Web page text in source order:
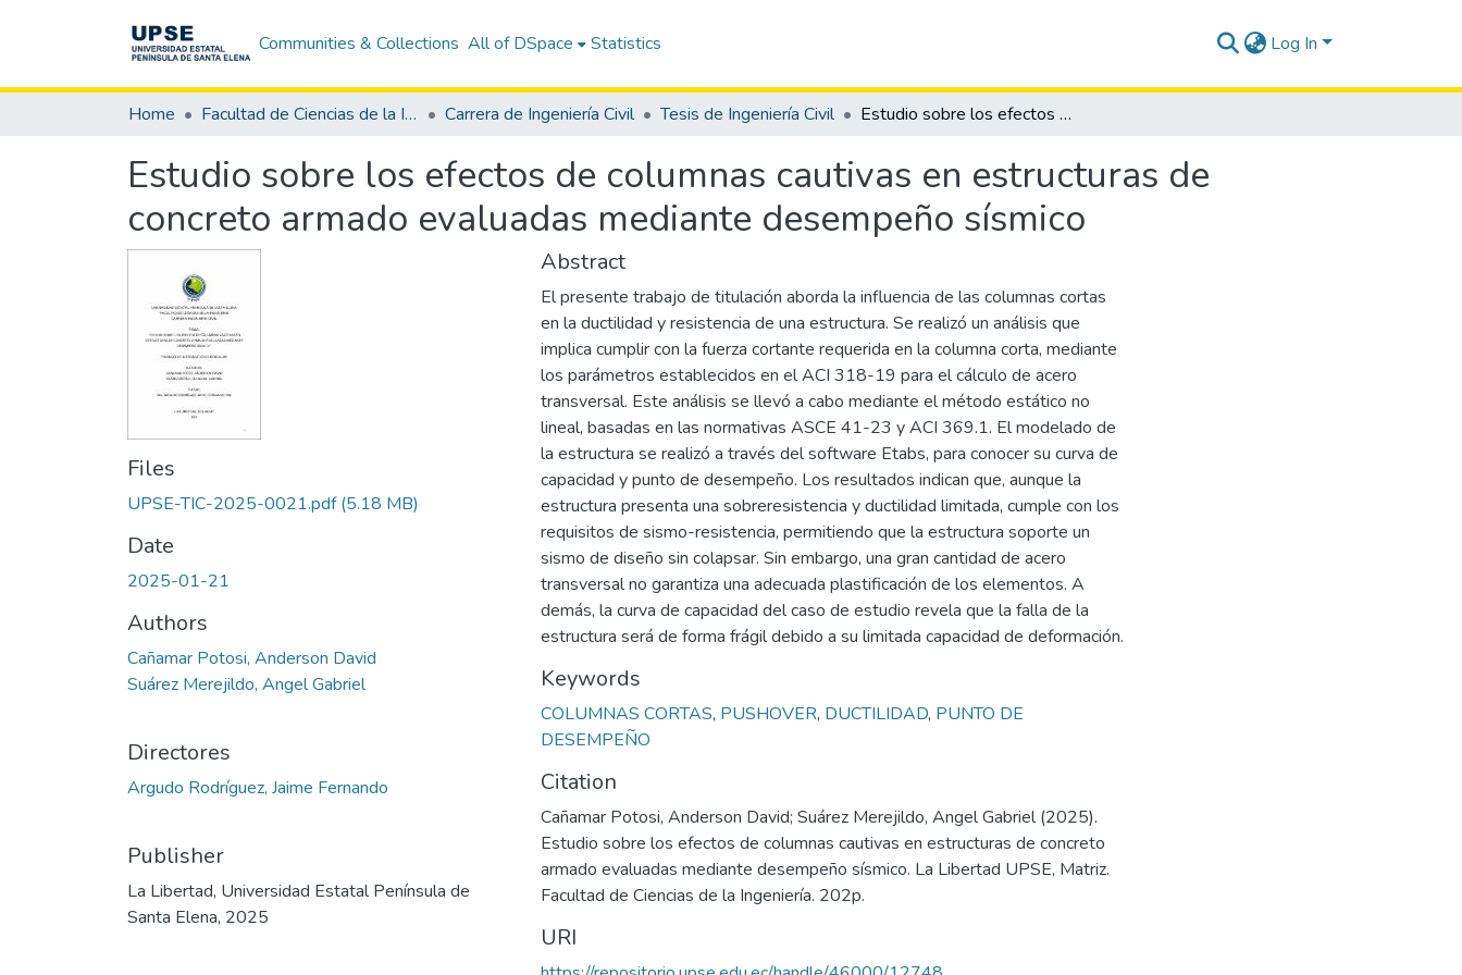
Communities & Collections All of DSpace Statistics Log In
Home Facultad de Ciencias de la Ingeniería Carrera de Ingeniería Civil Tesis de Ingeniería Civil Estudio sobre los efectos de columnas cautivas en estructuras de concreto armado evaluadas mediante desempeño sísmico
Estudio sobre los efectos de columnas cautivas en estructuras de
concreto armado evaluadas mediante desempeño sísmico
Files
UPSE-TIC-2025-0021.pdf(5.18 MB)
Date
2025-01-21
Authors
Cañamar Potosi, Anderson David
Suárez Merejildo, Angel Gabriel
Directores
Argudo Rodríguez, Jaime Fernando
Publisher
La Libertad, Universidad Estatal Península de
Santa Elena, 2025
Abstract
El presente trabajo de titulación aborda la influencia de las columnas cortas
en la ductilidad y resistencia de una estructura. Se realizó un análisis que
implica cumplir con la fuerza cortante requerida en la columna corta, mediante
los parámetros establecidos en el ACI 318-19 para el cálculo de acero
transversal. Este análisis se llevó a cabo mediante el método estático no
lineal, basadas en las normativas ASCE 41-23 y ACI 369.1. El modelado de
la estructura se realizó a través del software Etabs, para conocer su curva de
capacidad y punto de desempeño. Los resultados indican que, aunque la
estructura presenta una sobreresistencia y ductilidad limitada, cumple con los
requisitos de sismo-resistencia, permitiendo que la estructura soporte un
sismo de diseño sin colapsar. Sin embargo, una gran cantidad de acero
transversal no garantiza una adecuada plastificación de los elementos. A
demás, la curva de capacidad del caso de estudio revela que la falla de la
estructura será de forma frágil debido a su limitada capacidad de deformación.
Keywords
COLUMNAS CORTAS, PUSHOVER, DUCTILIDAD, PUNTO DE
DESEMPEÑO
Citation
Cañamar Potosi, Anderson David; Suárez Merejildo, Angel Gabriel (2025).
Estudio sobre los efectos de columnas cautivas en estructuras de concreto
armado evaluadas mediante desempeño sísmico. La Libertad UPSE, Matriz.
Facultad de Ciencias de la Ingeniería. 202p.
URI